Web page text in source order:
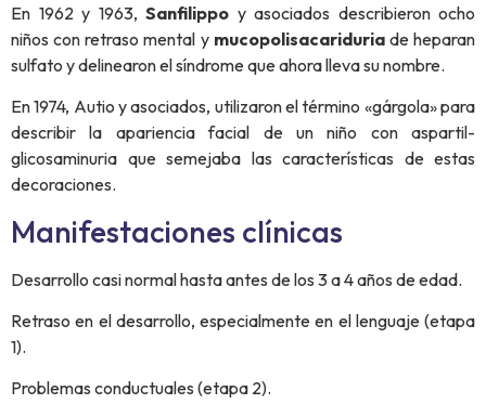
En 1962 y 1963, Sanfilippo y asociados describieron ocho
niños con retraso mental y mucopolisacariduriade heparan
sulfato y delinearon el síndrome que ahora lleva su nombre.
En 1974, Autio y asociados, utilizaron el término «gárgola» para
describir la apariencia facial de un niño con aspartil-
glicosaminuria que semejaba las características de estas
decoraciones.
Manifestaciones clínicas
Desarrollo casi normal hasta antes de los 3 a 4 años de edad.
Retraso en el desarrollo, especialmente en el lenguaje (etapa
1).
Problemas conductuales (etapa 2).